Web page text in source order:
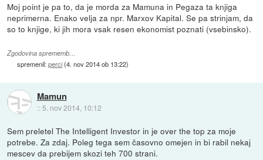
Moj point je pa to, da je morda za Mamuna in Pegaza ta knjiga
neprimerna. Enako velja za npr. Marxov Kapital. Se pa strinjam, da
so to knjige, ki jih mora vsak resen ekonomist poznati (vsebinsko).
Zgodovina sprememb…
spremenil:perci(4. nov 2014 ob 13:22)
Mamun
:: 5. nov 2014, 10:12
Sem preletel The Intelligent Investor in je over the top za moje
potrebe. Za zdaj. Poleg tega sem časovno omejen in bi rabil nekaj
mescev da prebijem skozi teh 700 strani.